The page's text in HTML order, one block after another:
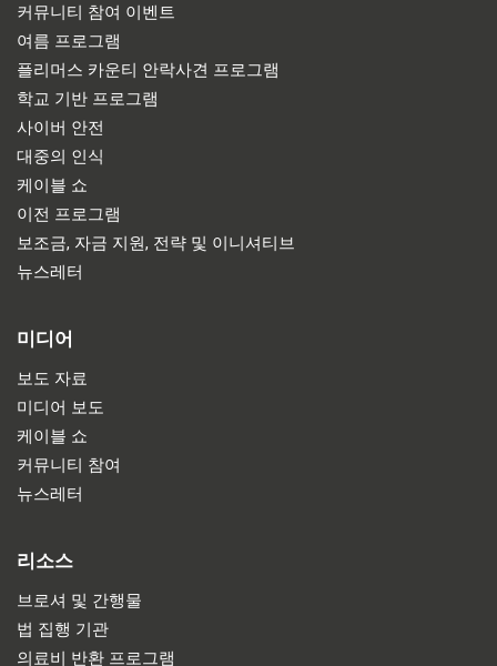
커뮤니티 참여 이벤트
여름 프로그램
플리머스 카운티 안락사견 프로그램
학교 기반 프로그램
사이버 안전
대중의 인식
케이블 쇼
이전 프로그램
보조금, 자금 지원, 전략 및 이니셔티브
뉴스레터
미디어
보도 자료
미디어 보도
케이블 쇼
커뮤니티 참여
뉴스레터
리소스
브로셔 및 간행물
법 집행 기관
의료비 반환 프로그램